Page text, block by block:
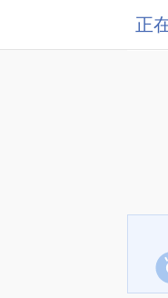
正